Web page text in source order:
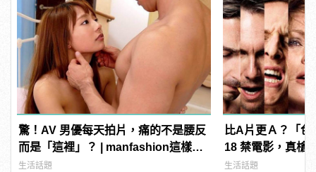
驚！AV 男優每天拍片，痛的不是腰反
而是「這裡」？ | manfashion這樣變
型男
生活話題
比A片更Ａ？「
18 禁電影，真槍
直接上！ |
生活話題